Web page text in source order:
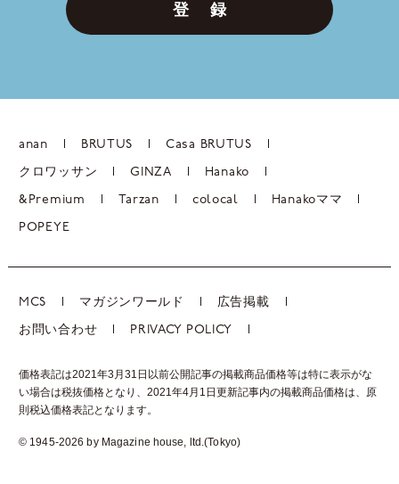
登 録
anan BRUTUS Casa BRUTUS
クロワッサン GINZA Hanako
&Premium Tarzan colocal Hanakoママ
POPEYE
MCS マガジンワールド 広告掲載
お問い合わせ PRIVACY POLICY
価格表記は2021年3月31日以前公開記事の掲載商品価格等は特に表示がな
い場合は税抜価格となり、2021年4月1日更新記事内の掲載商品価格は、 原
則税込価格表記となります。
© 1945-2026 by Magazine house, ltd.(Tokyo)